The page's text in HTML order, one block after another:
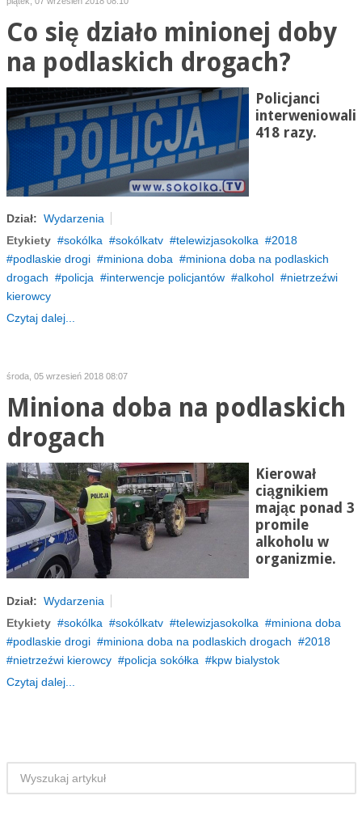
Co się działo minionej doby
na podlaskich drogach?
Policjanci
interweniowali
418 razy.
Dział: Wydarzenia
Etykiety
sokólka sokólkatv telewizjasokolka
2018
podlaskie drogi
miniona doba
miniona doba na podlaskich
drogach
policja interwencje policjantów alkohol
nietrzeźwi
kierowcy
Czytaj dalej...
środa, 05 wrzesień 2018 08:07
Miniona doba na podlaskich
drogach
Kierował
ciągnikiem
mając ponad 3
promile
alkoholu w
organizmie.
Dział: Wydarzenia
Etykiety
sokólka sokólkatv telewizjasokolka
miniona doba
podlaskie drogi
miniona doba na podlaskich drogach
2018
nietrzeźwi kierowcy
policja sokółka
kpw bialystok
Czytaj dalej...